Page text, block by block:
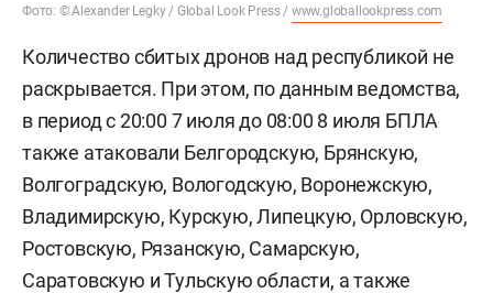
Фото: © Alexander Legky / Global Look Press / www.globallookpress.com
Количество сбитых дронов над республикой не
раскрывается. При этом, по данным ведомства,
в период с 20:00 7 июля до 08:00 8 июля БПЛА
также атаковали Белгородскую, Брянскую,
Волгоградскую, Вологодскую, Воронежскую,
Владимирскую, Курскую, Липецкую, Орловскую,
Ростовскую, Рязанскую, Самарскую,
Саратовскую и Тульскую области, а также